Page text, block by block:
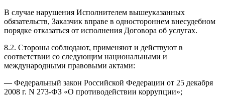
В случае нарушения Исполнителем вышеуказанных
обязательств, Заказчик вправе в одностороннем внесудебном
порядке отказаться от исполнения Договора об услугах.
8.2. Стороны соблюдают, применяют и действуют в
соответствии со следующим национальными и
международными правовыми актами:
— Федеральный закон Российской Федерации от 25 декабря
2008 г. N 273-ФЗ «О противодействии коррупции»;